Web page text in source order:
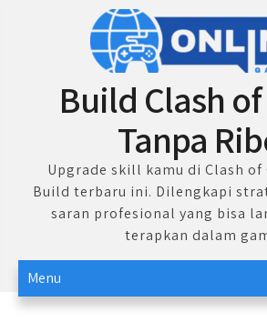
Build Clash
Tanpa
Upgrade skill kamu di Clash of
Build terbaru ini. Dilengkapi
saran profesional yang bisa
terapkan dalam
Menu